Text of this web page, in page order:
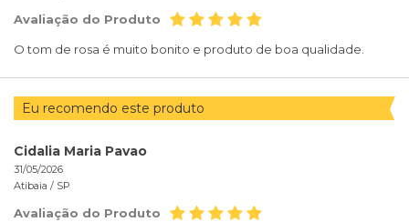
Avaliação do Produto
O tom de rosa é muito bonito e produto de boa qualidade.
Eu recomendo este produto
Cidalia Maria Pavao
31/05/2026
Atibaia / SP
Avaliação do Produto